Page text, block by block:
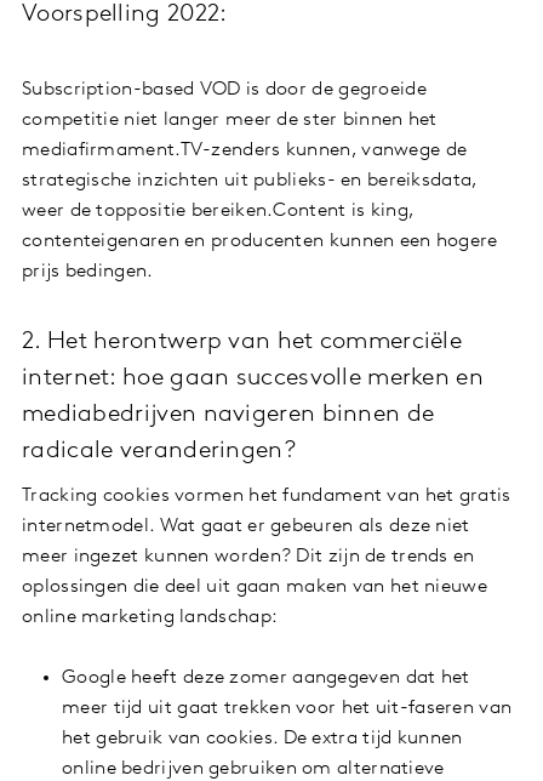
Voorspelling 2022:
Subscription-based VOD is door de gegroeide
competitie niet langer meer de ster binnen het
mediafirmament.TV-zenders kunnen, vanwege de
strategische inzichten uit publieks- en bereiksdata,
weer de toppositie bereiken.Content is king,
contenteigenaren en producenten kunnen een hogere
prijs bedingen.
2. Het herontwerp van het commerciële
internet: hoe gaan succesvolle merken en
mediabedrijven navigeren binnen de
radicale veranderingen?
Tracking cookies vormen het fundament van het gratis
internetmodel. Wat gaat er gebeuren als deze niet
meer ingezet kunnen worden? Dit zijn de trends en
oplossingen die deel uit gaan maken van het nieuwe
online marketing landschap:
Google heeft deze zomer aangegeven dat het
meer tijd uit gaat trekken voor het uit-faseren van
het gebruik van cookies. De extra tijd kunnen
online bedrijven gebruiken om alternatieve